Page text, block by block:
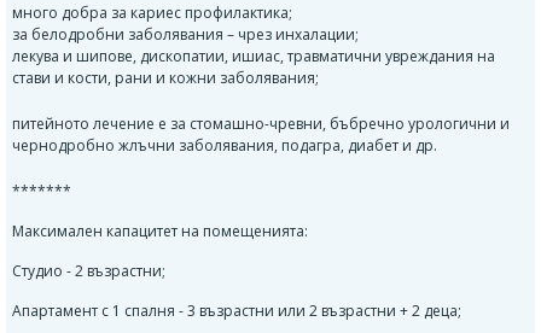
много добра за кариес профилактика;
за белодробни заболявания – чрез инхалации;
лекува и шипове, дископатии, ишиас, травматични увреждания на
стави и кости, рани и кожни заболявания;
питейното лечение е за стомашно-чревни, бъбречно урологични и
чернодробно жлъчни заболявания, подагра, диабет и др.
*******
Максимален капацитет на помещенията:
Студио - 2 възрастни;
Апартамент с 1 спалня - 3 възрастни или 2 възрастни + 2 деца;